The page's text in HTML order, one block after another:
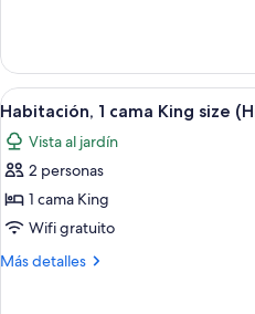
Queen
size
(Mangrove
View)
2
camas
Queen
size
(Mangrove
View)
Abrir
todas
las
fotos
de
Habitación,
1
11
Habitación, 1 cama King size
Vista al jardín
2 personas
1 cama King
Wifi gratuito
Más detalles
Más